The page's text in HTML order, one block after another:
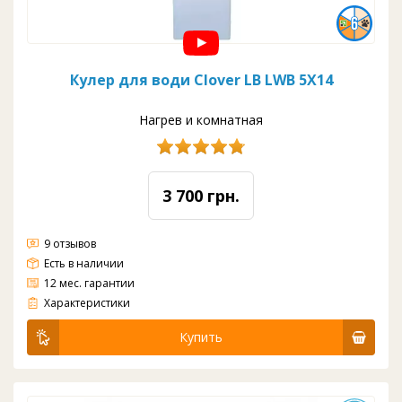
Кулер для води Clover LB LWB 5X14
Нагрев и комнатная
3 700 грн.
9 отзывов
Есть в наличии
12 мес. гарантии
?feature=sharedБез охлаждения
Загрузка: верхняя
Вода: гор/комн
Краны: нажим кнопкой
Шкафчик: нет
Цвет: белый с черным
Производительность Гор.: 5 л/ч
Ёмкость бака Гор:0,8л.
Характеристики
Купить